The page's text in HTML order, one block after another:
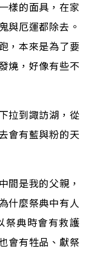
樣的面具，在家
與厄運都除去。
，本來是為了要
燒，好像有些不
拉到諏訪湖，從
會有藍與粉的天
間是我的父親，
什麼祭典中有人
祭典時會有救護
會有牲品、獻祭